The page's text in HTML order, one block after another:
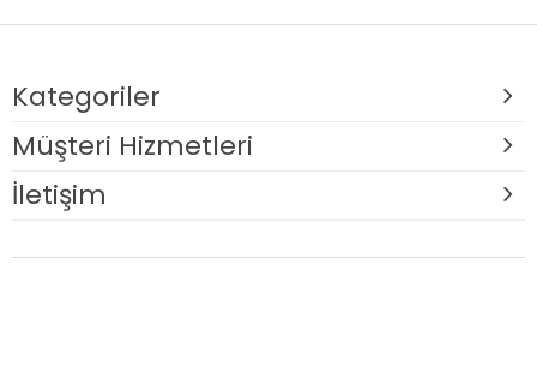
Kategoriler
Müşteri Hizmetleri
İletişim